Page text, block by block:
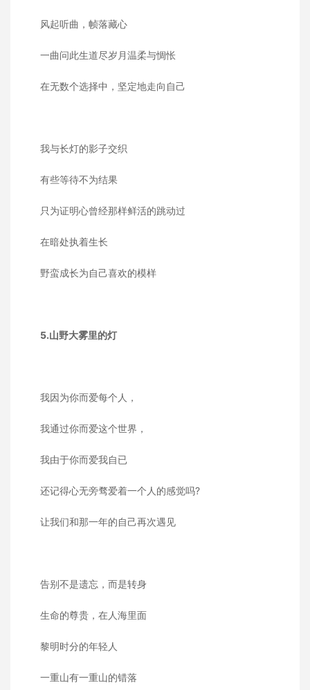
风起听曲，帧落藏心
一曲问此生道尽岁月温柔与惆怅
在无数个选择中，坚定地走向自己
我与长灯的影子交织
有些等待不为结果
只为证明心曾经那样鲜活的跳动过
在暗处执着生长
野蛮成长为自己喜欢的模样
5.山野大雾里的灯
我因为你而爱每个人，
我通过你而爱这个世界，
我由于你而爱我自已
还记得心无旁骛爱着一个人的感觉吗?
让我们和那一年的自己再次遇见
告别不是遗忘，而是转身
生命的尊贵，在人海里面
黎明时分的年轻人
一重山有一重山的错落